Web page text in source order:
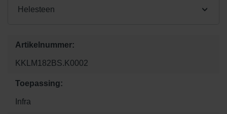
Helesteen
Artikelnummer:
KKLM182BS.K0002
Toepassing:
Infra